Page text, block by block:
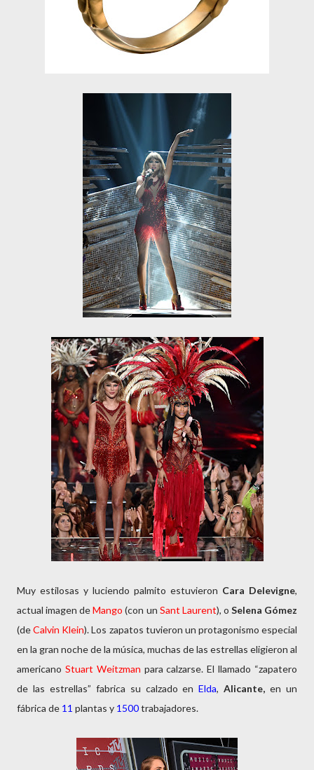
Muy estilosas y luciendo palmito estuvieron Cara Delevigne,
actual imagen deMango (con un Sant Laurent), o Selena Gómez
(deCalvin Klein). Los zapatos tuvieron un protagonismo especial
en la gran noche de la música, muchas de las estrellas eligieron al
americano Stuart Weitzman para calzarse. El llamado “zapatero
de las estrellas” fabrica su calzado enElda,Alicante, en un
fábrica de 11 plantas y 1500trabajadores.